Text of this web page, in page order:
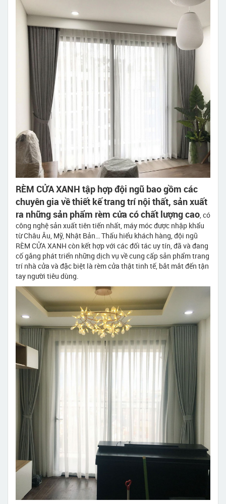
RÈM CỬA XANH tập hợp đội ngũ bao gồm các
chuyên gia về thiết kế trang trí nội thất, sản xuất
ra những sản phẩm rèm cửa có chất lượng cao , có
công nghệ sản xuất tiên tiến nhất, máy móc được nhập khẩu
từ Châu Âu, Mỹ, Nhật Bản… Thấu hiểu khách hàng, đội ngũ
RÈM CỬA XANH còn kết hợp với các đối tác uy tín, đã và đang
cố gắng phát triển những dịch vụ về cung cấp sản phẩm trang
trí nhà cửa và đặc biệt là rèm cửa thật tinh tế, bắt mắt đến tận
tay người tiêu dùng.